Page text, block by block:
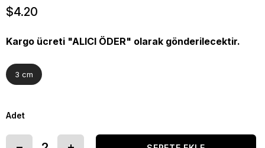
$4.20
Kargo ücreti "ALICI ÖDER" olarak gönderilecektir.
3 cm
Adet